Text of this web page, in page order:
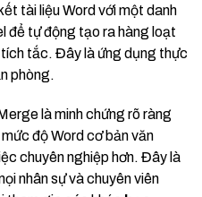
tài liệu Word với một danh
để tự động tạo ra hàng loạt
tắc. Đây là ứng dụng thực
phòng.
là minh chứng rõ ràng
độ Word cơ bản văn
chuyên nghiệp hơn. Đây là
nhân sự và chuyên viên